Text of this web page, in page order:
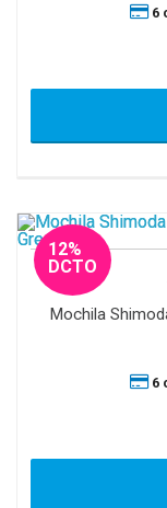
6
12%
DCTO
Mochila
6